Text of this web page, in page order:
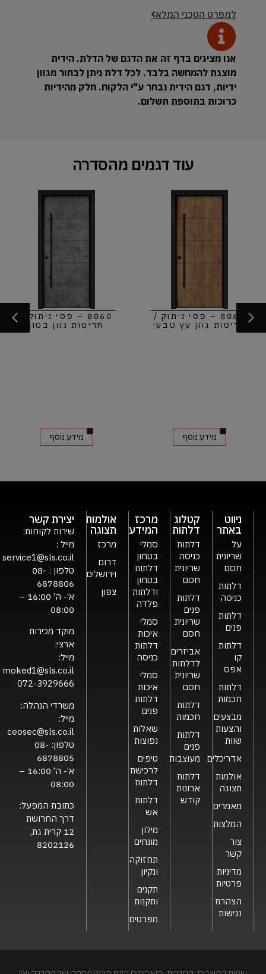
למפרט הטכני המלא
אנו מציגים בדף זה את הדגם של הדלת. הידית
מוצגת להמחשה בלבד. לכל דלת ניתן לבחור מגוון
ידיות, דגם הידית נבחר ע"י הלקוח. חלק מהידיות
כרוכות בתוספת תשלום.
עוד דגמים מהסדרה
8060 – פסי ניתוק /
חריטות גוון עץ טבעי
מידע נוסף
8060 – פסי ניתוק /
חריטות גוון בטון
מידע נוסף
ניווט
באתר
על
שריונית
חסם
דלתות
כניסה
דלתות
פנים
דלתות
קו
אפס
דלתות
חכמות
מבצעים
והצעות
שוות
אדריכלים
אולמות
תצוגה
מאמרים
המלצות
צור
קשר
מדיניות
פרטיות
הצהרת
נגישות
קטלוג
דלתות
דלתות
כניסה
שריונית
חסם
דלתות
פנים
שריונית
חסם
אביזרים
לדלתות
שריונית
חסם
דלתות
חכמות
דלתות
פנים
מעוצבות
דלתות
ארונות
קודש
מרכז
המידע
סמלי
בטחון
דלתות
בטחון
ודלתות
פלדה
סמלי
איכות
דלתות
כניסה
סמלי
איכות
דלתות
פנים
שאלות
נפוצות
טיפים
לרכישת
דלתות
דלתות
אש
מילון
מונחים
תחזוקה
ונקיון
תקנים
ותקנות
מפרטים
אולמות
תצוגה
מרכז
דרום
וירושלים
צפון
יצירת קשר
שירות לקוחות:
מייל :
service1@sls.co.il
טלפון : 08-
6878806
א’- ה’ 16:00 –
08:00
מוקד מכירות
ארצי:
מייל:
moked1@sls.co.il
072-3929666
משרדי הנהלה:
מייל:
ceosec@sls.co.il
טלפון: 08-
6878805
א’- ה’ 16:00 –
08:00
כתובת המפעל:
דרך החרושת
12 קרית גת,
8202126